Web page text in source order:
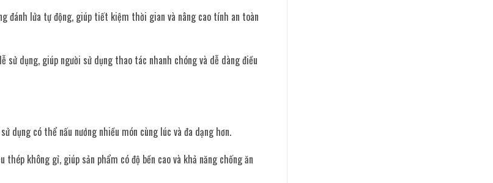
đánh lửa tự động, giúp tiết kiệm thời gian và nâng cao tính an toàn
sử dụng, giúp người sử dụng thao tác nhanh chóng và dễ dàng điều
dụng có thể nấu nướng nhiều món cùng lúc và đa dạng hơn.
không gỉ, giúp sản phẩm có độ bền cao và khả năng chống ăn